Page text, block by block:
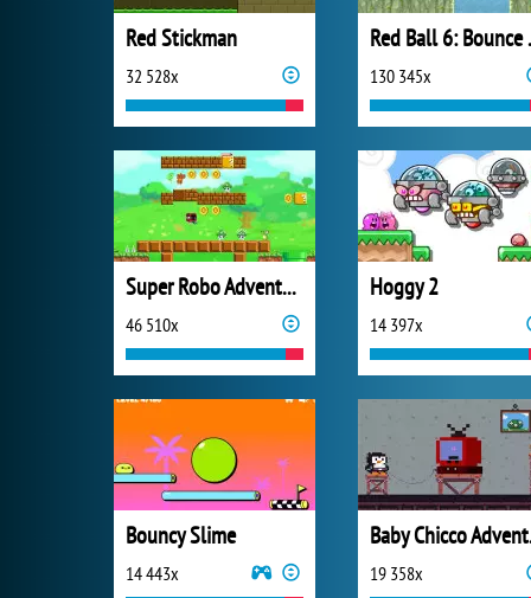
Red Stickman
32 528x 130 345x
Super Robo Adventure
46 510x
Hoggy 2
14 397x
Bouncy Slime
14 443x 19 358x